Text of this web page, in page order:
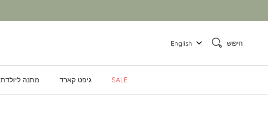
חיפוש English
מתנה ליולדת גיפט קארד SALE